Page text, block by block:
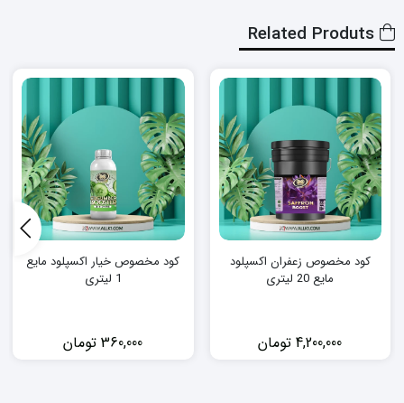
کود مخصوص زعفران اکسپلود
مایع 20 لیتری
4,200,000 تومان
کود مخصوص خیار اکسپلود مایع
1 لیتری
360,000 تومان